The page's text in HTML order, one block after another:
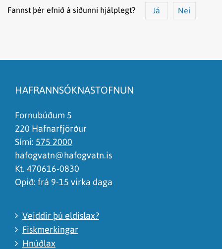
Fannst þér efnið á síðunni hjálplegt? Já Nei
Það er of mikið efni á síðunni
Ég skil ekki efnið, finnst það of flókið
HAFRANNSÓKNASTOFNUN
Fornubúðum 5
220 Hafnarfjörður
Sími: 575 2000
hafogvatn@hafogvatn.is
Kt. 470616-0830
Opið: frá 9-15 virka daga
Veiddir þú eldislax?
Fiskmerkingar
Hnúðlax